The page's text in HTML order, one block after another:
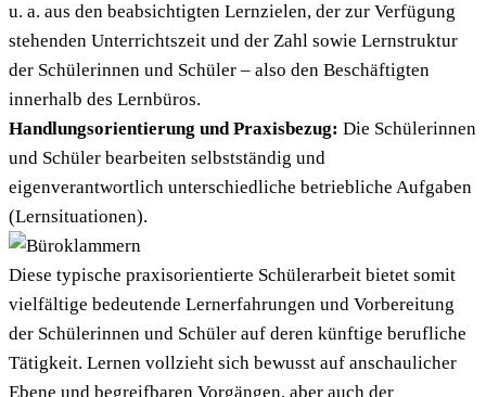
u. a. aus den beabsichtigten Lernzielen, der zur Verfügung
stehenden Unterrichtszeit und der Zahl sowie Lernstruktur
der Schülerinnen und Schüler – also den Beschäftigten
innerhalb des Lernbüros.
Handlungsorientierung und Praxisbezug: Die Schülerinnen
und Schüler bearbeiten selbstständig und
eigenverantwortlich unterschiedliche betriebliche Aufgaben
(Lernsituationen).
Diese typische praxisorientierte Schülerarbeit bietet somit
vielfältige bedeutende Lernerfahrungen und Vorbereitung
der Schülerinnen und Schüler auf deren künftige berufliche
Tätigkeit. Lernen vollzieht sich bewusst auf anschaulicher
Ebene und begreifbaren Vorgängen, aber auch der